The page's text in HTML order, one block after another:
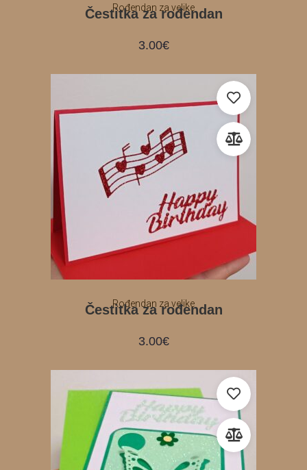
Rođendan za velike
Čestitka za rođendan
3.00€
Rođendan za velike
Čestitka za rođendan
3.00€